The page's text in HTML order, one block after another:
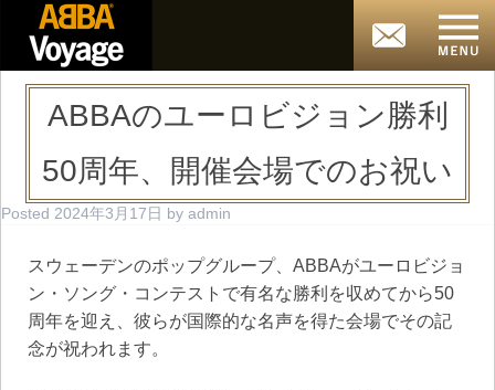
ABBAのユーロビジョン勝利
50周年、開催会場でのお祝い
Posted 2024年3月17日 by admin
スウェーデンのポップグループ、ABBAがユーロビジョ
ン・ソング・コンテストで有名な勝利を収めてから50
周年を迎え、彼らが国際的な名声を得た会場でその記
念が祝われます。